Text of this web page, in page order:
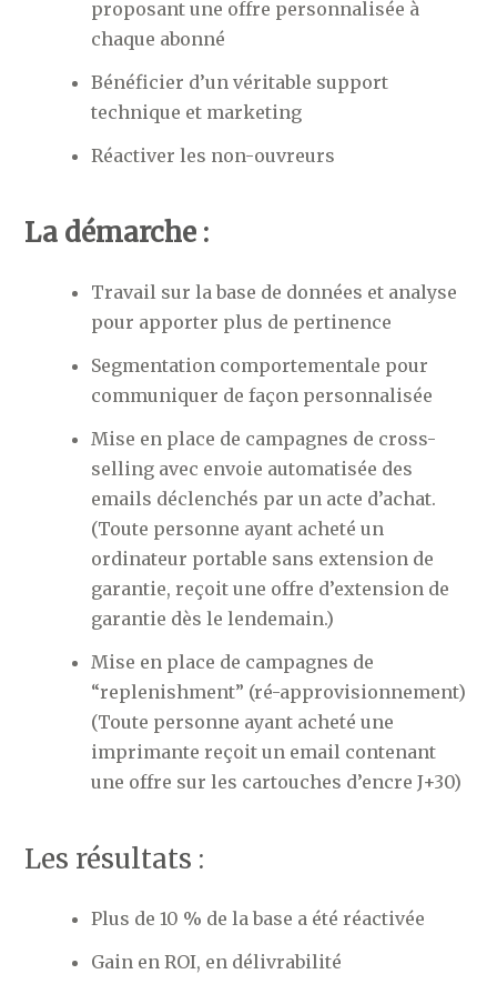
proposant une offre personnalisée à
chaque abonné
Bénéficier d’un véritable support
technique et marketing
Réactiver les non-ouvreurs
La démarche :
Travail sur la base de données et analyse
pour apporter plus de pertinence
Segmentation comportementale pour
communiquer de façon personnalisée
Mise en place de campagnes de cross-
selling avec envoie automatisée des
emails déclenchés par un acte d’achat.
(Toute personne ayant acheté un
ordinateur portable sans extension de
garantie, reçoit une offre d’extension de
garantie dès le lendemain.)
Mise en place de campagnes de
“replenishment” (ré-approvisionnement)
(Toute personne ayant acheté une
imprimante reçoit un email contenant
une offre sur les cartouches d’encre J+30)
Les résultats :
Plus de 10 % de la base a été réactivée
Gain en ROI, en délivrabilité